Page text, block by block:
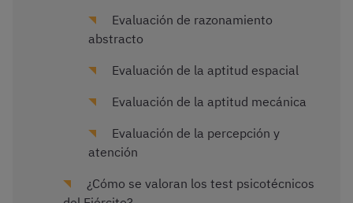
Evaluación de razonamiento
abstracto
Evaluación de la aptitud espacial
Evaluación de la aptitud mecánica
Evaluación de la percepción y
atención
¿Cómo se valoran los test psicotécnicos